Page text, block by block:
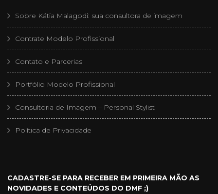
Sobre Kátia Malagodi: sua consultora de imagem
Contrate Modelo Profissional
Contato e Parcerias
Portfólio Modelo Profissional
Consultoria de Imagem – Personal Stylist
Política de Privacidade
CADASTRE-SE PARA RECEBER EM PRIMEIRA MÃO AS
NOVIDADES E CONTEÚDOS DO DMF ;)